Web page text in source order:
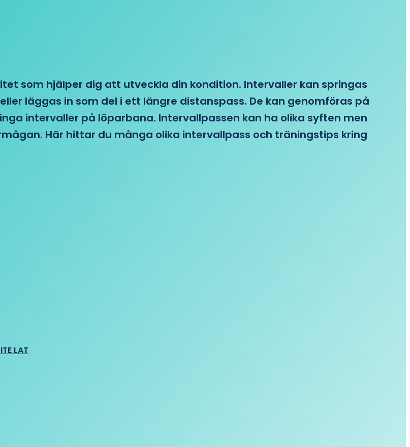
som hjälper dig att utveckla din kondition. Intervaller kan springas
läggas in som del i ett längre distanspass. De kan genomföras på
intervaller på löparbana. Intervallpassen kan ha olika syften men
Här hittar du många olika intervallpass och träningstips kring
LAT